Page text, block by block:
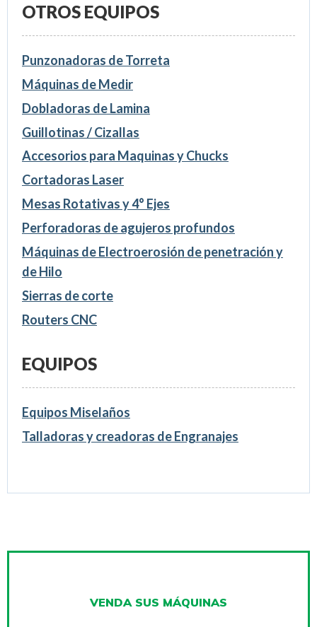
OTROS EQUIPOS
Punzonadoras de Torreta
Máquinas de Medir
Dobladoras de Lamina
Guillotinas / Cizallas
Accesorios para Maquinas y Chucks
Cortadoras Laser
Mesas Rotativas y 4° Ejes
Perforadoras de agujeros profundos
Máquinas de Electroerosión de penetración y
de Hilo
Sierras de corte
Routers CNC
EQUIPOS
Equipos Miselaños
Talladoras y creadoras de Engranajes
VENDA SUS MÁQUINAS